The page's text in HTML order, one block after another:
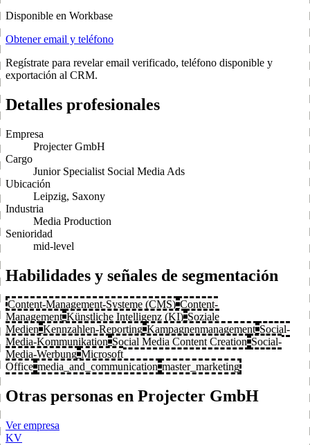
Disponible en Workbase
Obtener email y teléfono
Regístrate para revelar email verificado, teléfono disponible y
exportación al CRM.
Detalles profesionales
Empresa
Projecter GmbH
Cargo
Junior Specialist Social Media Ads
Ubicación
Leipzig, Saxony
Industria
Media Production
Senioridad
mid-level
Habilidades y señales de segmentación
Content-Management-Systeme (CMS) Content-
Management Künstliche Intelligenz (KI) Soziale
Medien Kennzahlen-Reporting Kampagnenmanagement Social-
Media-Kommunikation Social Media Content Creation Social-
Media-Werbung Microsoft
Office media_and_communication master_marketing
Otras personas en Projecter GmbH
Ver empresa
KV